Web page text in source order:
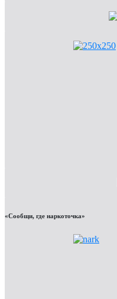
«Сообщи, где наркоточка»